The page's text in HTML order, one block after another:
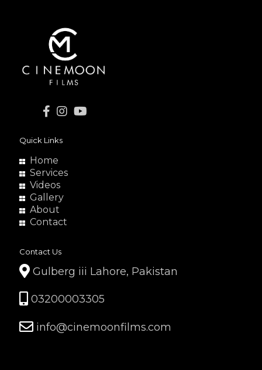
Quick Links
Home
Services
Videos
Gallery
About
Contact
Contact Us
Gulberg iii Lahore, Pakistan
03200003305
info@cinemoonfilms.com